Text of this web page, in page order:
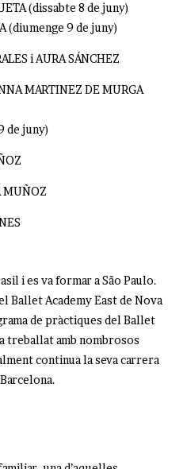
(dissabte 8 de juny)
(diumenge 9 de juny)
i AURA SÁNCHEZ
MARTINEZ DE MURGA
de juny)
MUÑOZ
i es va formar a São Paulo.
Ballet Academy East de Nova
de pràctiques del Ballet
treballat amb nombrosos
continua la seva carrera